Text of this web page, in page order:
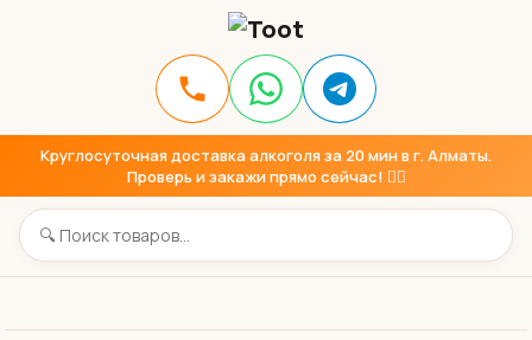
Круглосуточная доставка алкоголя за 20 мин в г. Алматы.
Проверь и закажи прямо сейчас! 👇🏼